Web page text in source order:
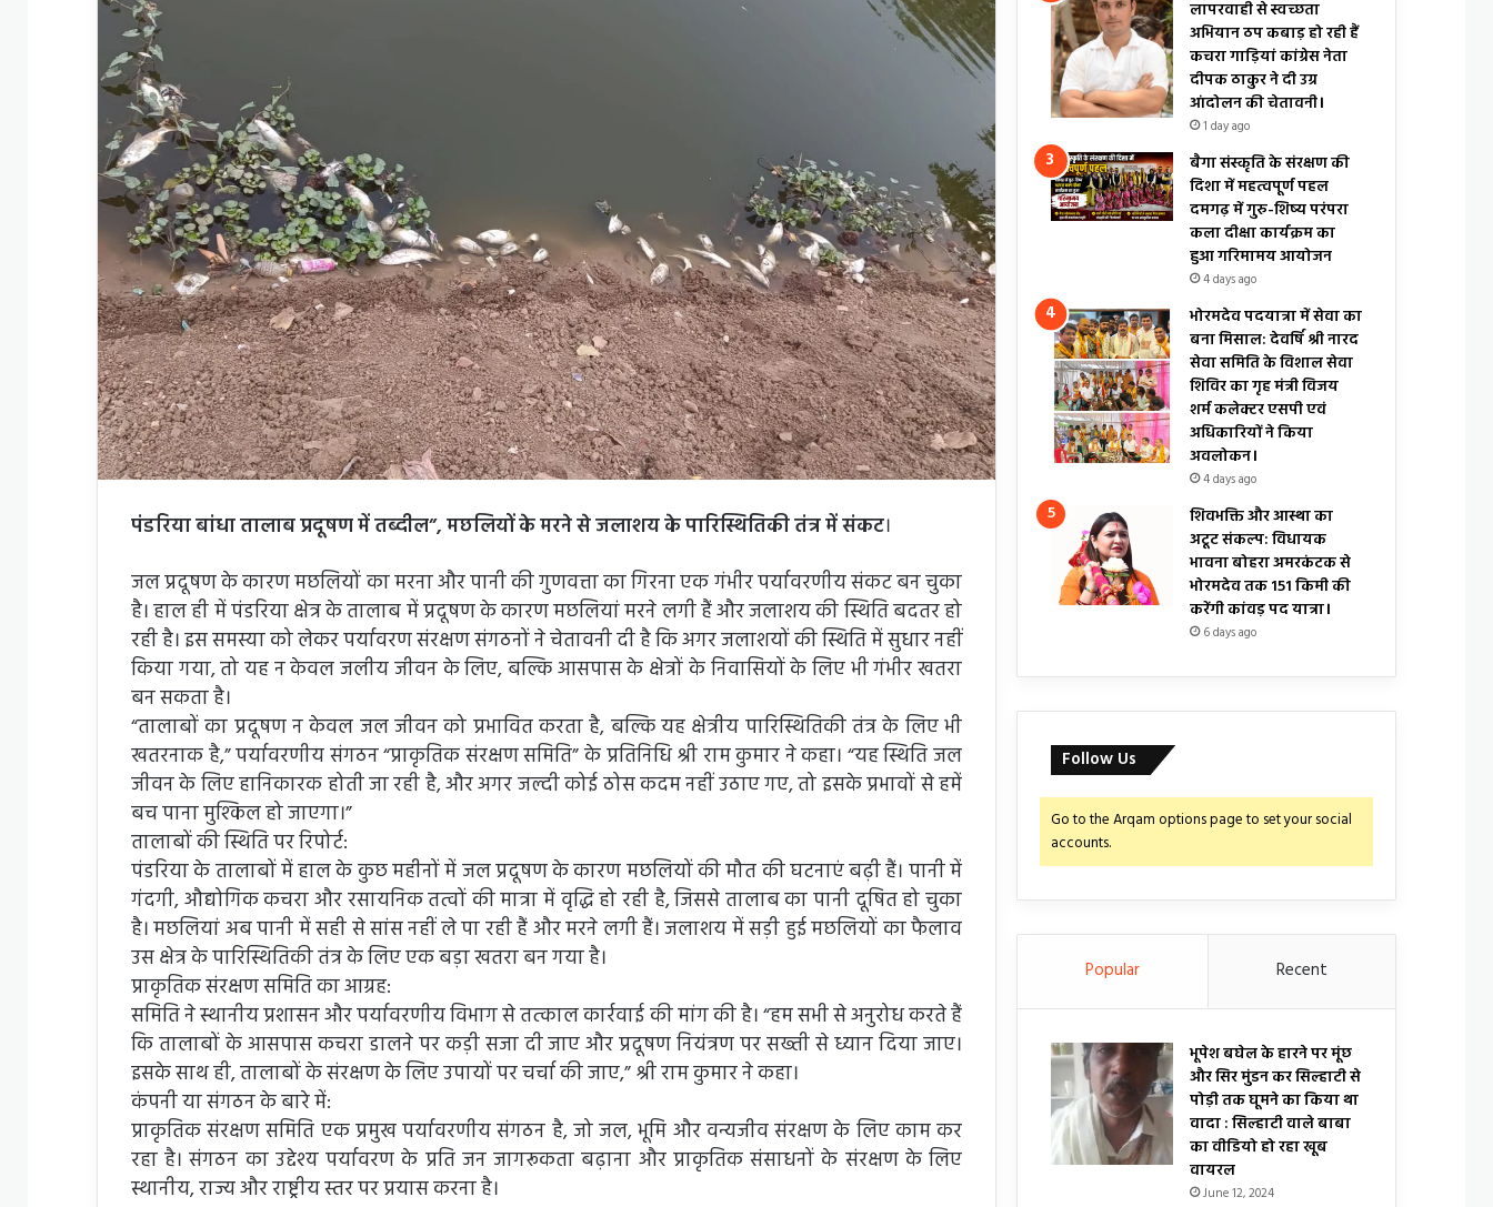
पंडरिया बांधा तालाब प्रदूषण में तब्दील”, मछलियों के मरने से जलाशय के पारिस्थितिकी तंत्र में संकट।
जल प्रदूषण के कारण मछलियों का मरना और पानी की गुणवत्ता का गिरना एक गंभीर पर्यावरणीय संकट बन चुका
है। हाल ही में पंडरिया क्षेत्र के तालाब में प्रदूषण के कारण मछलियां मरने लगी हैं और जलाशय की स्थिति बदतर हो
रही है। इस समस्या को लेकर पर्यावरण संरक्षण संगठनों ने चेतावनी दी है कि अगर जलाशयों की स्थिति में सुधार नहीं
किया गया, तो यह न केवल जलीय जीवन के लिए, बल्कि आसपास के क्षेत्रों के निवासियों के लिए भी गंभीर खतरा
बन सकता है।
“तालाबों का प्रदूषण न केवल जल जीवन को प्रभावित करता है, बल्कि यह क्षेत्रीय पारिस्थितिकी तंत्र के लिए भी
खतरनाक है,” पर्यावरणीय संगठन “प्राकृतिक संरक्षण समिति” के प्रतिनिधि श्री राम कुमार ने कहा। “यह स्थिति जल
जीवन के लिए हानिकारक होती जा रही है, और अगर जल्दी कोई ठोस कदम नहीं उठाए गए, तो इसके प्रभावों से हमें
बच पाना मुश्किल हो जाएगा।”
तालाबों की स्थिति पर रिपोर्ट:
पंडरिया के तालाबों में हाल के कुछ महीनों में जल प्रदूषण के कारण मछलियों की मौत की घटनाएं बढ़ी हैं। पानी में
गंदगी, औद्योगिक कचरा और रसायनिक तत्वों की मात्रा में वृद्धि हो रही है, जिससे तालाब का पानी दूषित हो चुका
है। मछलियां अब पानी में सही से सांस नहीं ले पा रही हैं और मरने लगी हैं। जलाशय में सड़ी हुई मछलियों का फैलाव
उस क्षेत्र के पारिस्थितिकी तंत्र के लिए एक बड़ा खतरा बन गया है।
प्राकृतिक संरक्षण समिति का आग्रह:
समिति ने स्थानीय प्रशासन और पर्यावरणीय विभाग से तत्काल कार्रवाई की मांग की है। “हम सभी से अनुरोध करते हैं
कि तालाबों के आसपास कचरा डालने पर कड़ी सजा दी जाए और प्रदूषण नियंत्रण पर सख्ती से ध्यान दिया जाए।
इसके साथ ही, तालाबों के संरक्षण के लिए उपायों पर चर्चा की जाए,” श्री राम कुमार ने कहा।
कंपनी या संगठन के बारे में:
प्राकृतिक संरक्षण समिति एक प्रमुख पर्यावरणीय संगठन है, जो जल, भूमि और वन्यजीव संरक्षण के लिए काम कर
रहा है। संगठन का उद्देश्य पर्यावरण के प्रति जन जागरूकता बढ़ाना और प्राकृतिक संसाधनों के संरक्षण के लिए
स्थानीय, राज्य और राष्ट्रीय स्तर पर प्रयास करना है।
लापरवाही से स्वच्छता
अभियान ठप कबाड़ हो रही हैं
कचरा गाड़ियां कांग्रेस नेता
दीपक ठाकुर ने दी उग्र
आंदोलन की चेतावनी।
1 day ago
बैगा संस्कृति के संरक्षण की
दिशा में महत्वपूर्ण पहल
दमगढ़ में गुरु-शिष्य परंपरा
कला दीक्षा कार्यक्रम का
हुआ गरिमामय आयोजन
4 days ago
भोरमदेव पदयात्रा में सेवा का
बना मिसाल: देवर्षि श्री नारद
सेवा समिति के विशाल सेवा
शिविर का गृह मंत्री विजय
शर्म कलेक्टर एसपी एवं
अधिकारियों ने किया
अवलोकन।
4 days ago
शिवभक्ति और आस्था का
अटूट संकल्प: विधायक
भावना बोहरा अमरकंटक से
भोरमदेव तक 151 किमी की
करेंगी कांवड़ पद यात्रा।
6 days ago
Follow Us
Go to the Arqam options page to set your social
accounts.
Popular Recent
भूपेश बघेल के हारने पर मूंछ
और सिर मुंडन कर सिल्हाटी से
पोड़ी तक घूमने का किया था
वादा : सिल्हाटी वाले बाबा
का वीडियो हो रहा खूब
वायरल
June 12, 2024